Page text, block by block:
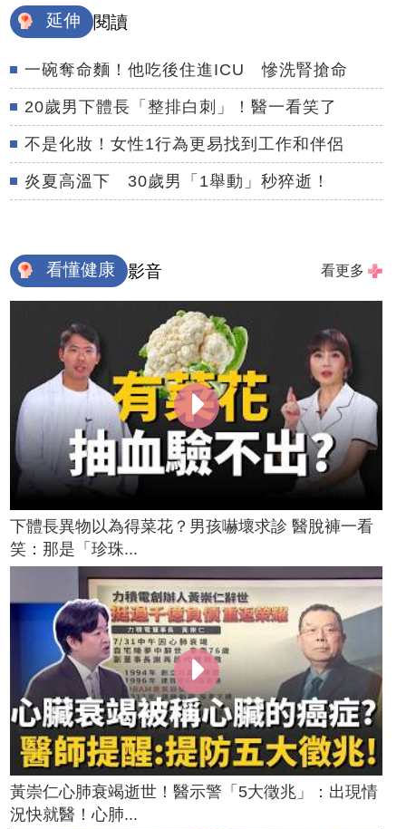
延伸 閱讀
一碗奪命麵！他吃後住進ICU 慘洗腎搶命
20歲男下體長「整排白刺」！醫一看笑了
不是化妝！女性1行為更易找到工作和伴侶
炎夏高溫下 30歲男「1舉動」秒猝逝！
看懂健康 影音 看更多
下體長異物以為得菜花？男孩嚇壞求診 醫脫褲一看
笑：那是「珍珠...
黃崇仁心肺衰竭逝世！醫示警「5大徵兆」：出現情
況快就醫！心肺...